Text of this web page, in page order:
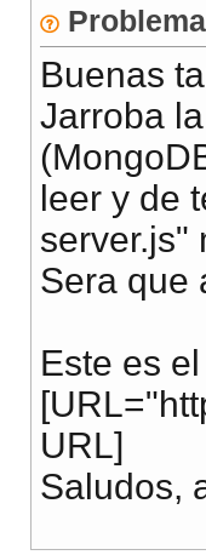
Buenas
Jarroba
leer y de
server.js"
Sera que
Este es
URL]
Saludos,